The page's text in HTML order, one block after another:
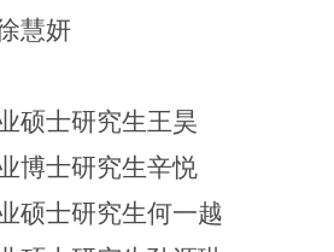
慧妍
硕士研究生王昊
博士研究生辛悦
硕士研究生何一越